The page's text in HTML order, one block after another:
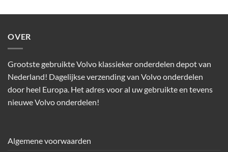
OVER
Grootste gebruikte Volvo klassieker onderdelen depot van
Nederland! Dagelijkse verzending van Volvo onderdelen
door heel Europa. Het adres voor al uw gebruikte en tevens
nieuwe Volvo onderdelen!
Algemene voorwaarden